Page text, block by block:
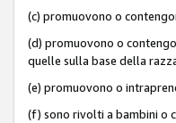
(c) promuovono o
(d) promuovono o
quelle sulla base della
(e) promuovono o
(f) sono rivolti a bambini o